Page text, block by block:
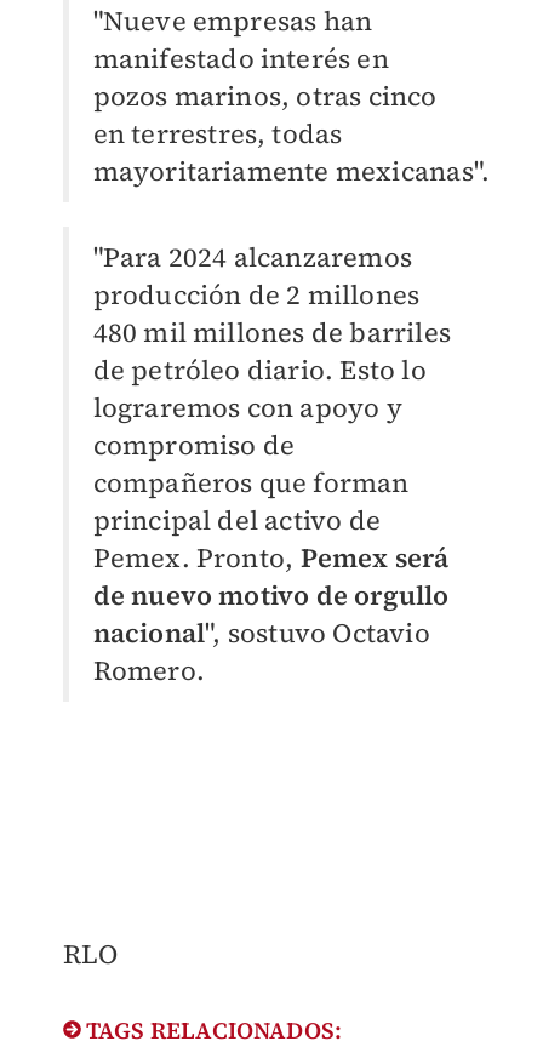
"Nueve empresas han
manifestado interés en
pozos marinos, otras cinco
en terrestres, todas
mayoritariamente mexicanas".
"Para 2024 alcanzaremos
producción de 2 millones
480 mil millones de barriles
de petróleo diario. Esto lo
lograremos con apoyo y
compromiso de
compañeros que forman
principal del activo de
Pemex. Pronto, Pemex será
de nuevo motivo de orgullo
nacional", sostuvo Octavio
Romero.
RLO
TAGS RELACIONADOS: